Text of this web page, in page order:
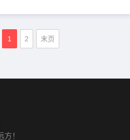
1 2 末页
！